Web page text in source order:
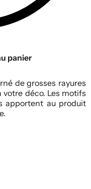
panier
de grosses rayures
déco. Les motifs
apportent au produit